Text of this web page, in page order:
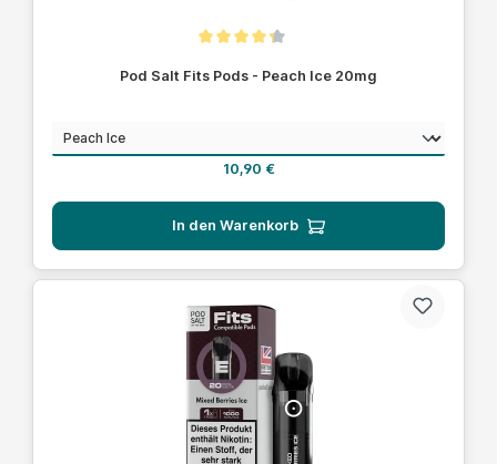
Pod Salt Fits Pods - Peach Ice 20mg
Geschmack
Regulärer Preis:
10,90 €
In den Warenkorb